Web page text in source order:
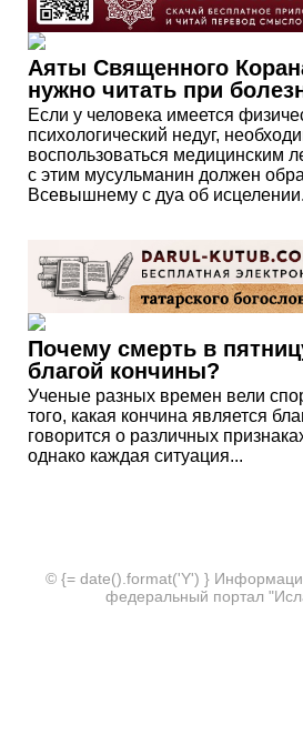
Аяты Священного
нужно читать при
Если у человека имеется
психологический недуг,
воспользоваться медицинским
с этим мусульманин должен
Всевышнему с дуа об
Почему смерть в
благой кончины?
Ученые разных времен вели
того, какая кончина является
говорится о различных
однако каждая ситуация...
© {= date().format('Y') }
федеральный портал